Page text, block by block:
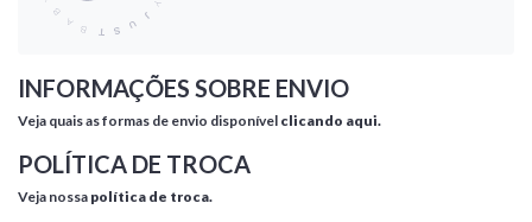
INFORMAÇÕES SOBRE ENVIO
Veja quais as formas de envio disponível clicando aqui.
POLÍTICA DE TROCA
Veja nossa política de troca.